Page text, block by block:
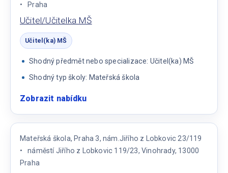
Praha
Učitel/Učitelka MŠ
Učitel(ka) MŠ
Shodný předmět nebo specializace: Učitel(ka) MŠ
Shodný typ školy: Mateřská škola
Zobrazit nabídku:
MŠ
Mateřská škola, Praha 3, nám.Jiřího z Lobkovic 23/119
náměstí Jiřího z Lobkovic 119/23, Vinohrady, 13000
Praha